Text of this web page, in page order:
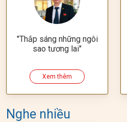
"Thắp sáng những ngôi
sao tương lai"
Xem thêm
Nghe nhiều